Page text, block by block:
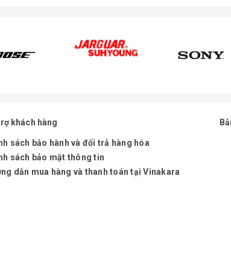
hàng. Nếu giá quá cao hoặc chưa cập nhật kịp giá
rẻ nhất, hỗ trợ xuất hóa đơn VAT cho công ty, doanh
khách hàng
sách bảo hành và đổi trả hàng hóa
sách bảo mật thông tin
dẫn mua hàng và thanh toán tại Vinakara